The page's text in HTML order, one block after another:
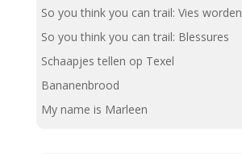
So you think you can trail: Vies worden
So you think you can trail: Blessures
Schaapjes tellen op Texel
Bananenbrood
My name is Marleen